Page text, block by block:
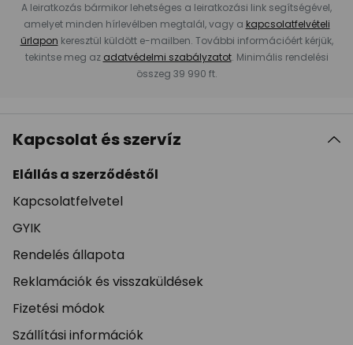
A leiratkozás bármikor lehetséges a leiratkozási link segítségével,
amelyet minden hírlevélben megtalál, vagy a kapcsolatfelvételi
űrlapon keresztül küldött e-mailben. További információért kérjük,
tekintse meg az adatvédelmi szabályzatot. Minimális rendelési
összeg 39 990 ft.
Kapcsolat és szervíz
Elállás a szerződéstől
Kapcsolatfelvetel
GYIK
Rendelés állapota
Reklamációk és visszaküldések
Fizetési módok
Szállítási információk